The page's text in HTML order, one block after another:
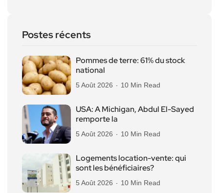
Postes récents
Pommes de terre: 61% du stock
national
5 Août 2026 10 Min Read
USA: A Michigan, Abdul El-Sayed
remporte la
5 Août 2026 10 Min Read
Logements location-vente: qui
sont les bénéficiaires?
5 Août 2026 10 Min Read